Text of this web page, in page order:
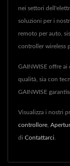
nei settori
soluzioni per i
remoto per auto,
controller wireless
GAINWISE offre
qualità, sia con
GAINWISE
Visualizza i nostri
controllore
di Contattarci